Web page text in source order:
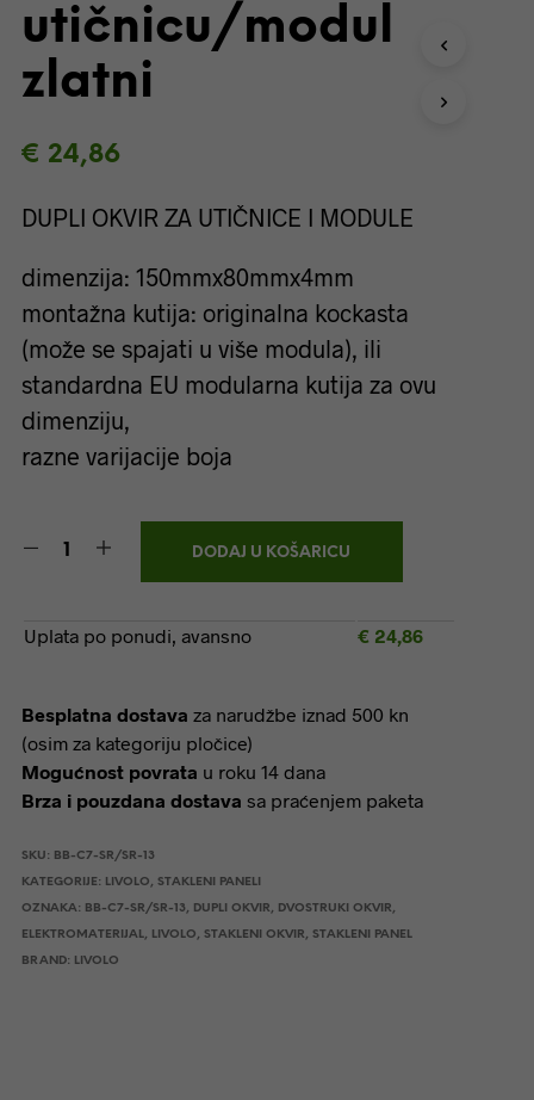
K
I
utičnicu/modul
zlatni
€ 24,86
DUPLI OKVIR ZA UTIČNICE I MODULE
dimenzija: 150mmx80mmx4mm
montažna kutija: originalna kockasta
(može se spajati u više modula), ili
standardna EU modularna kutija za ovu
dimenziju,
razne varijacije boja
DODAJ U KOŠARICU
Uplata po ponudi, avansno €24,86
Besplatna dostava za narudžbe iznad 500 kn
(osim za kategoriju pločice)
Mogućnost povrata u roku 14 dana
Brza i pouzdana dostava sa praćenjem paketa
SKU: BB-C7-SR/SR-13
KATEGORIJE: LIVOLO, STAKLENI PANELI
OZNAKA: BB-C7-SR/SR-13, DUPLI OKVIR, DVOSTRUKI OKVIR,
ELEKTROMATERIJAL, LIVOLO, STAKLENI OKVIR, STAKLENI PANEL
BRAND: LIVOLO